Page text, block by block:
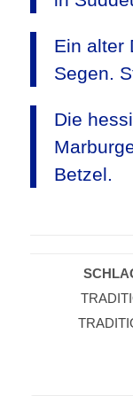
Ein alter
Segen.
Die
Betzel.